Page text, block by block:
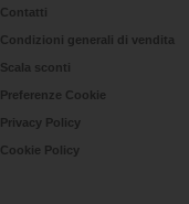
Contatti
Condizioni generali di vendita
Scala sconti
Preferenze Cookie
Privacy Policy
Cookie Policy